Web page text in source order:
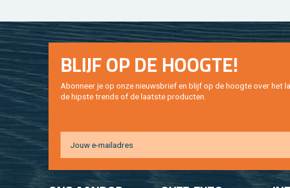
BLIJF OP DE HOOG­TE!
Abon­neer je op onze nieuws­brief en blijf op de hoog­te over het
de hip­s­te trends of de laat­ste pro­duc­ten.